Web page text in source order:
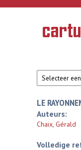
Overslaan en naar de
Geschiedenis
van de
LE
Auteurs:
Chaix, Gérald
Volledige